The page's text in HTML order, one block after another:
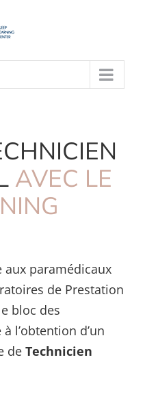
AVEC LE
paramédicaux
de Prestation
bloc des
l’obtention d’un
de Technicien